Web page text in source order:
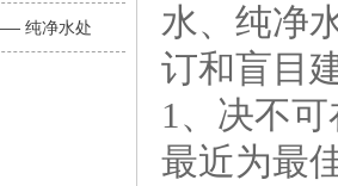
纯净水处
水、纯净
订和盲目
1、决不
最近为最